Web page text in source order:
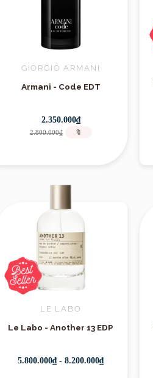
GIORGIO ARMANI
Armani - Code EDT
2.350.000₫
2.800.000₫ 🔖
LE LABO
Le Labo - Another 13 EDP
5.800.000₫ - 8.200.000₫